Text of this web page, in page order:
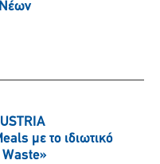
με το ιδιωτικό
Waste»